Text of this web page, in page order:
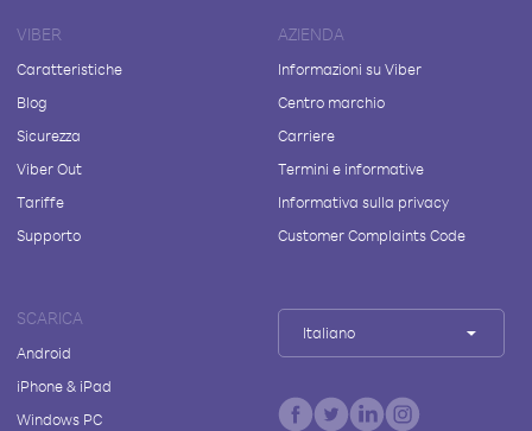
VIBER
Caratteristiche
Blog
Sicurezza
Viber Out
Tariffe
Supporto
AZIENDA
Informazioni su Viber
Centro marchio
Carriere
Termini e informative
Informativa sulla privacy
Customer Complaints Code
SCARICA
Android
iPhone & iPad
Windows PC
Italiano